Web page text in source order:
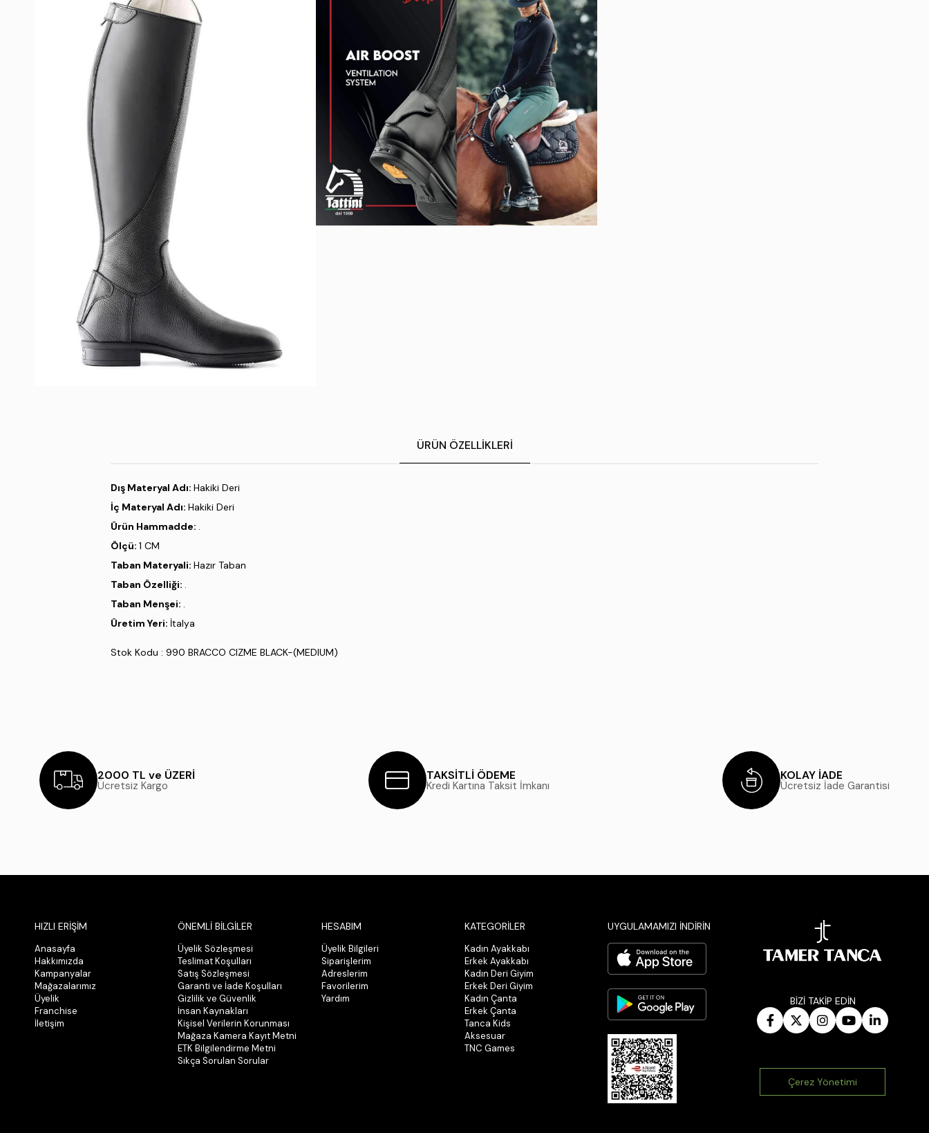
ÜRÜN ÖZELLIKLERI
Dış Materyal Adı: Hakiki Deri
İç Materyal Adı: Hakiki Deri
Ürün Hammadde: .
Ölçü: 1 CM
Taban Materyali: Hazır Taban
Taban Özelliği: .
Taban Menşei: .
Üretim Yeri: İtalya
Stok Kodu : 990 BRACCO CIZME BLACK-(MEDIUM)
2000 TL ve ÜZERİ
Ücretsiz Kargo
TAKSİTLİ ÖDEME
Kredi Kartına Taksit İmkanı
KOLAY İADE
Ücretsiz İade Garantisi
HIZLI ERİŞİM
Anasayfa
Hakkımızda
Kampanyalar
Mağazalarımız
Üyelik
Franchise
İletişim
ÖNEMLİ BİLGİLER
Üyelik Sözleşmesi
Teslimat Koşulları
Satış Sözleşmesi
Garanti ve İade Koşulları
Gizlilik ve Güvenlik
İnsan Kaynakları
Kişisel Verilerin Korunması
Mağaza Kamera Kayıt Metni
ETK Bilgilendirme Metni
Sıkça Sorulan Sorular
HESABIM
Üyelik Bilgileri
Siparişlerim
Adreslerim
Favorilerim
Yardım
KATEGORİLER
Kadın Ayakkabı
Erkek Ayakkabı
Kadın Deri Giyim
Erkek Deri Giyim
Kadın Çanta
Erkek Çanta
Tanca Kids
Aksesuar
TNC Games
UYGULAMAMIZI İNDİRİN
BİZİ TAKİP EDİN
Çerez Yönetimi